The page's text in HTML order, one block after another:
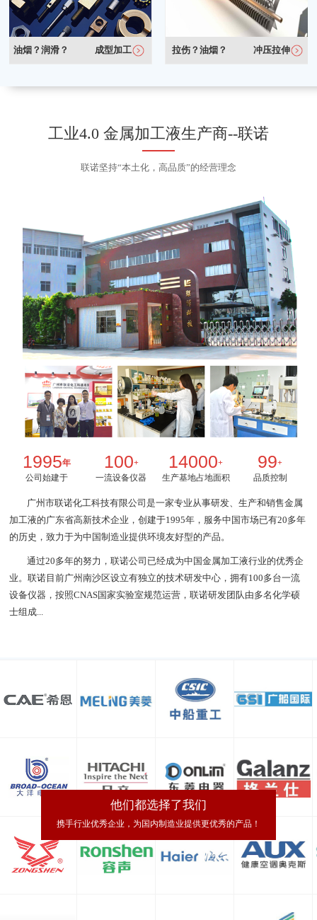
油烟？润滑？ 成型加工 拉伤？油烟？ 冲压拉伸
工业4.0 金属加工液生产商--联诺
联诺坚持“本土化，高品质”的经营理念
1995年
公司始建于
100+
一流设备仪器
14000+
生产基地占地面积
99+
品质控制
广州市联诺化工科技有限公司是一家专业从事研发、生产和销售金属
加工液的广东省高新技术企业，创建于1995年，服务中国市场已有20多年
的历史，致力于为中国制造业提供环境友好型的产品。
通过20多年的努力，联诺公司已经成为中国金属加工液行业的优秀企
业。联诺目前广州南沙区设立有独立的技术研发中心，拥有100多台一流
设备仪器，按照CNAS国家实验室规范运营，联诺研发团队由多名化学硕
士组成...
他们都选择了我们
携手行业优秀企业，为国内制造业提供更优秀的产品！